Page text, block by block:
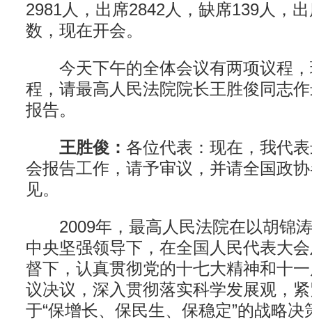
2981人，出席2842人，缺席139人，
数，现在开会。
今天下午的全体会议有两项议程，
程，请最高人民法院院长王胜俊同志
报告。
王胜俊： 各位代表：现在，我代
会报告工作，请予审议，并请全国政
见。
2009年，最高人民法院在以胡锦涛
中央坚强领导下，在全国人民代表大
督下，认真贯彻党的十七大精神和十
议决议，深入贯彻落实科学发展观，
于“保增长、保民生、保稳定”的战略